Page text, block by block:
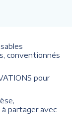
conventionnés
pour
partager avec